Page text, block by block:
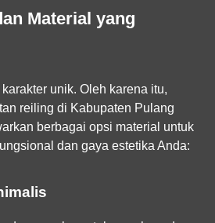
Material yang
unik. Oleh karena itu,
reiling di Kabupaten Pulang
berbagai opsi material untuk
dan gaya estetika Anda: